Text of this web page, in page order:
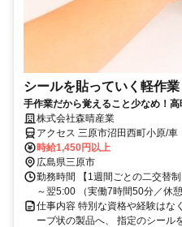
シールを貼っていく軽作業
手作業だから覚えること少なめ！
クモク作業好きな方にオススメ♪
株式会社森晴産業
アクセス 三原市沼田西町小原/車
時給1,450円以上
広島県三原市
勤務時間 【1週間ごとの二交替
～翌5:00 （実働7時間50分／休
仕事内容 特別な資格や経験はな
ーブ状の製品へ、 指定のシール